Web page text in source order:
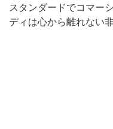
スタンダードでコマー
ディは心から離れない